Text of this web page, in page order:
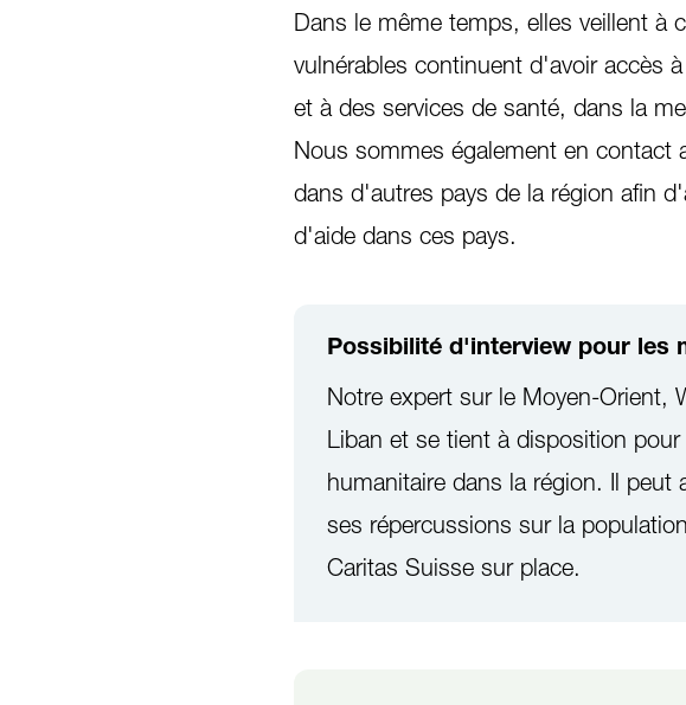
Dans le même temps, elles veillent à
vulnérables continuent d'avoir accès
et à des services de santé, dans la
Nous sommes également en contact
dans d'autres pays de la région afin
d'aide dans ces pays.
Possibilité d'interview pour les
Notre expert sur le Moyen-Orient,
Liban et se tient à disposition
humanitaire dans la région. Il peut
ses répercussions sur la
Caritas Suisse sur place.